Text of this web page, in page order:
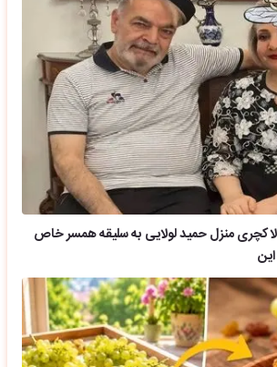
منزل حمید لولایی به سلیقه همسر خاص